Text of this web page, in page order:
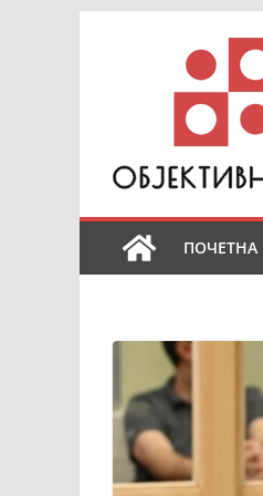
ПОЧЕТНА